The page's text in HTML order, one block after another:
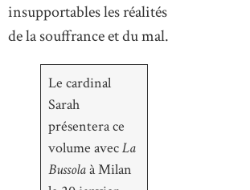
insupportables les réalités
de la souffrance et du mal.
Le cardinal
Sarah
présentera ce
volume avecLa
Bussolaà Milan